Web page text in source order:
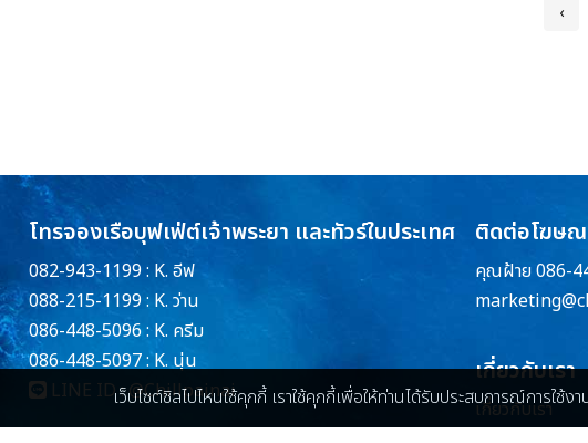
‹
โทรจองเรือบุฟเฟ่ต์เจ้าพระยา และทัวร์ในประเทศ
082-943-1199 : K. อีฟ
088-215-1199 : K. ว่าน
086-448-5096 : K. ครีม
086-448-5097 : K. นุ่น
LINE ID :@Chillpainai
ติดต่อโฆษณ
คุณฝ้าย 086-
เกี่ยวกับเรา
เกี่ยวกับเรา
เว็บไซต์ชิลไปไหนใช้คุกกี้ เราใช้คุกกี้เพื่อให้ท่านได้รับประสบการณ์การใช้ง